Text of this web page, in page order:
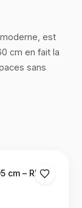
est
cm en fait la
sans
cm – RE7-